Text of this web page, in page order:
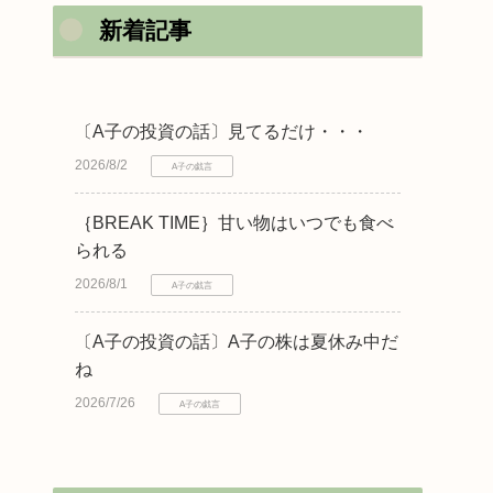
新着記事
〔A子の投資の話〕見てるだけ・・・
2026/8/2 A子の戯言
｛BREAK TIME｝甘い物はいつでも食べ
られる
2026/8/1 A子の戯言
〔A子の投資の話〕A子の株は夏休み中だ
ね
2026/7/26 A子の戯言